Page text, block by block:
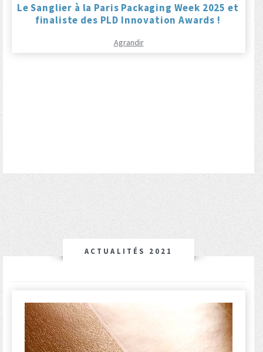
Le Sanglier à la Paris Packaging Week 2025 et
finaliste des PLD Innovation Awards !
Agrandir
ACTUALITÉS 2021